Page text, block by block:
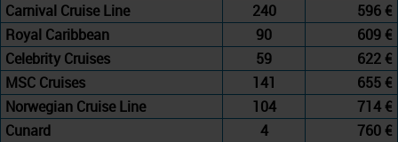
Carnival Cruise Line
240
596 €
Royal Caribbean
90
609 €
Celebrity Cruises
59
622 €
MSC Cruises
141
655 €
Norwegian Cruise Line
104
714 €
Cunard
4
760 €